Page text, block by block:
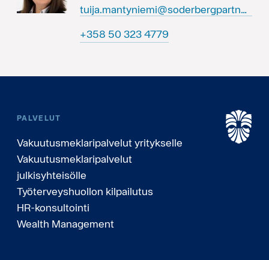
tuija.mantyniemi@soderbergpartners.com
9774 323 05 853+
PALVELUT
Vakuutusmeklaripalvelut yritykselle
Vakuutusmeklaripalvelut
julkisyhteisölle
Työterveyshuollon kilpailutus
HR-konsultointi
Wealth Management